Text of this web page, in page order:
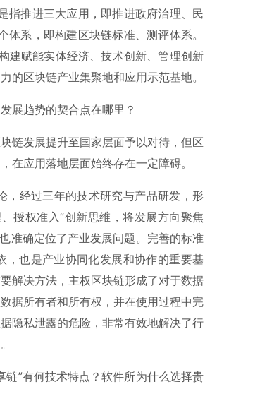
指推进三大应用，即推进政府治理、民
系，即构建区块链标准、测评体系。
建赋能实体经济、技术创新、管理创新
的区块链产业集聚地和应用示范基地。
展趋势的契合点在哪里？
链发展提升至国家层面予以对待，但区
在应用落地层面始终存在一定障碍。
，经过三年的技术研究与产品研发，形
授权准入”创新思维，将发展方向聚焦
准确定位了产业发展问题。完善的标准
也是产业协同化发展和协作的重要基
解决方法，主权区块链形成了对于数据
据所有者和所有权，并在使用过程中完
隐私泄露的危险，非常有效地解决了行
”有何技术特点？软件所为什么选择贵